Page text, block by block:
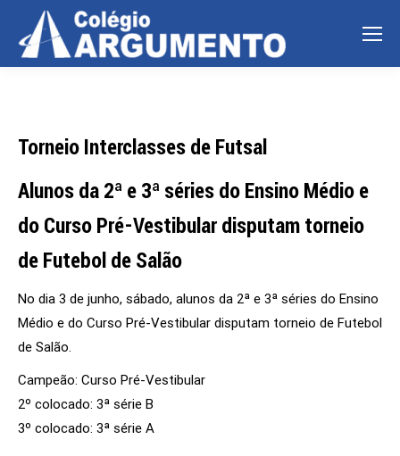
Torneio Interclasses de Futsal
Alunos da 2ª e 3ª séries do Ensino Médio e
do Curso Pré-Vestibular disputam torneio
de Futebol de Salão
No dia 3 de junho, sábado, alunos da 2ª e 3ª séries do Ensino
Médio e do Curso Pré-Vestibular disputam torneio de Futebol
de Salão.
Campeão: Curso Pré-Vestibular
2º colocado: 3ª série B
3º colocado: 3ª série A